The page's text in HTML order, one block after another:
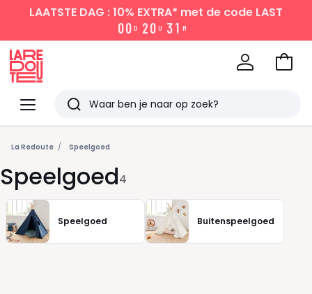
LAATSTE DAG : 10% EXTRA* met de code LAST
00 D 20 U 31 M
Menu
Redoute
Zoeken
Laatst
bekeken
Naar
La Redoute Speelgoed
Speelgoed4
Speelgoed Buitenspeelgoed